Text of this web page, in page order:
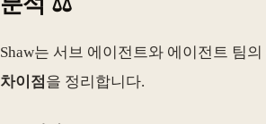
Shaw는 서브 에이전트와 에이전트 팀의
차이점 을 정리합니다.